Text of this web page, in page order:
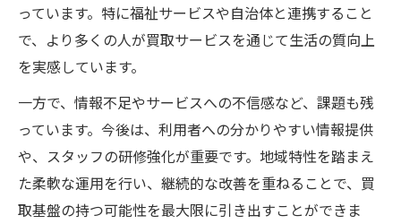
っています。特に福祉サービスや自治体と連携すること
で、より多くの人が買取サービスを通じて生活の質向上
を実感しています。
一方で、情報不足やサービスへの不信感など、課題も残
っています。今後は、利用者への分かりやすい情報提供
や、スタッフの研修強化が重要です。地域特性を踏まえ
た柔軟な運用を行い、継続的な改善を重ねることで、買
取基盤の持つ可能性を最大限に引き出すことができま